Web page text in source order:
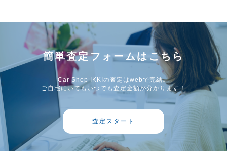
簡単査定フォームはこちら
Car Shop IKKIの査定はwebで完結。
ご自宅にいてもいつでも査定金額が分かります！
査定スタート